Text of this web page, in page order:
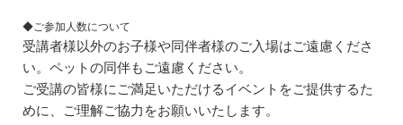
◆ご参加人数について
受講者様以外のお子様や同伴者様のご入場はご遠慮くださ
い。ペットの同伴もご遠慮ください。
ご受講の皆様にご満足いただけるイベントをご提供するた
めに、ご理解ご協力をお願いいたします。